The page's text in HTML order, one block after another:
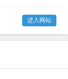
进入网站